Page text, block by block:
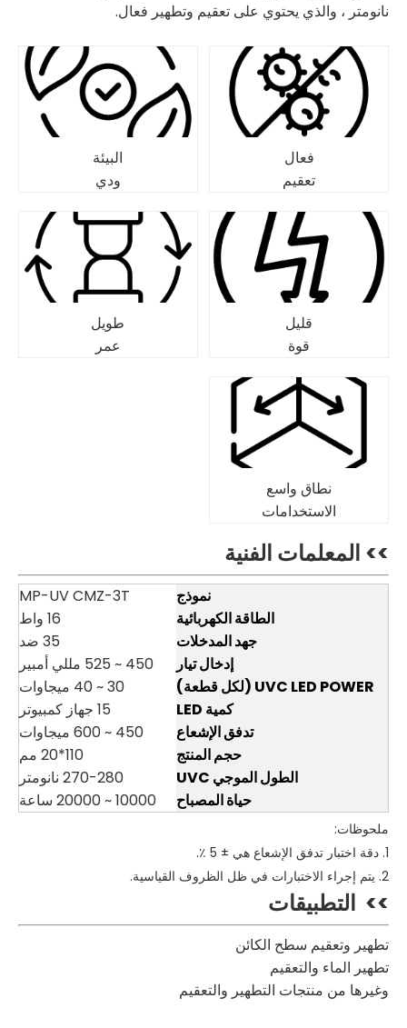
نانومتر ، والذي يحتوي على تعقيم وتطهير فعال.
فعال
تعقيم
البيئة
ودي
قليل
قوة
طويل
عمر
نطاق واسع
الاستخدامات
>> المعلمات الفنية
نموذج
MP-UV CMZ-3T
الطاقة الكهربائية
16 واط
جهد المدخلات
35 ضد
إدخال تيار
450 ~ 525 مللي أمبير
UVC LED POWER (لكل قطعة)
30 ~ 40 ميجاوات
كمية LED
15 جهاز كمبيوتر
تدفق الإشعاع
450 ~ 600 ميجاوات
حجم المنتج
110*20 مم
الطول الموجي UVC
270-280 نانومتر
حياة المصباح
10000 ~ 20000 ساعة
ملحوظات:
1. دقة اختبار تدفق الإشعاع هي ± 5 ٪.
2. يتم إجراء الاختبارات في ظل الظروف القياسية.
>> التطبيقات
تطهير وتعقيم سطح الكائن
تطهير الماء والتعقيم
وغيرها من منتجات التطهير والتعقيم